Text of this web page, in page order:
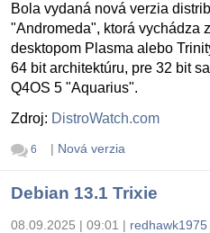
Bola vydaná nová verzia
"Andromeda", ktorá vychádza
desktopom Plasma alebo
64 bit architektúru, pre 32 bit
Q4OS 5 "Aquarius".
Zdroj: DistroWatch.com
6 | Nová verzia
Debian 13.1 Trixie
08.09.2025 | 09:01 | redhawk1975